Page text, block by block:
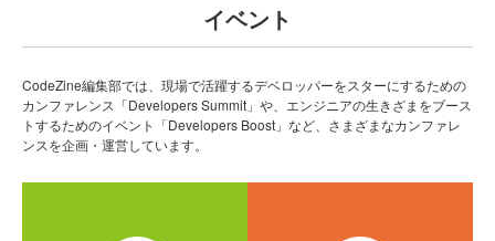
イベント
CodeZine編集部では、現場で活躍するデベロッパーをスターにするための
カンファレンス「Developers Summit」や、エンジニアの生きざまをブース
トするためのイベント「Developers Boost」など、さまざまなカンファレ
ンスを企画・運営しています。